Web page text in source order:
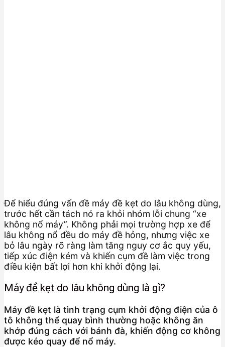
Để hiểu đúng vấn đề máy đề kẹt do lâu không dùng,
trước hết cần tách nó ra khỏi nhóm lỗi chung “xe
không nổ máy”. Không phải mọi trường hợp xe để
lâu không nổ đều do máy đề hỏng, nhưng việc xe
bỏ lâu ngày rõ ràng làm tăng nguy cơ ắc quy yếu,
tiếp xúc điện kém và khiến cụm đề làm việc trong
điều kiện bất lợi hơn khi khởi động lại.
Máy đề kẹt do lâu không dùng là gì?
Máy đề kẹt là tình trạng cụm khởi động điện của ô
tô không thể quay bình thường hoặc không ăn
khớp đúng cách với bánh đà, khiến động cơ không
được kéo quay để nổ máy.